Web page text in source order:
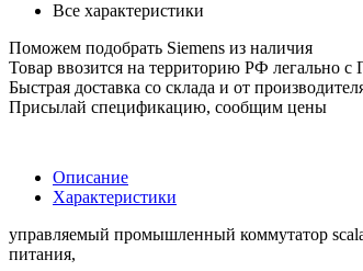
Все характеристики
Поможем подобрать Siemens из наличия
Товар ввозится на территорию РФ легально
Быстрая доставка со склада и от
Присылай спецификацию, сообщим цены
Описание
Характеристики
управляемый промышленный коммутатор
питания,